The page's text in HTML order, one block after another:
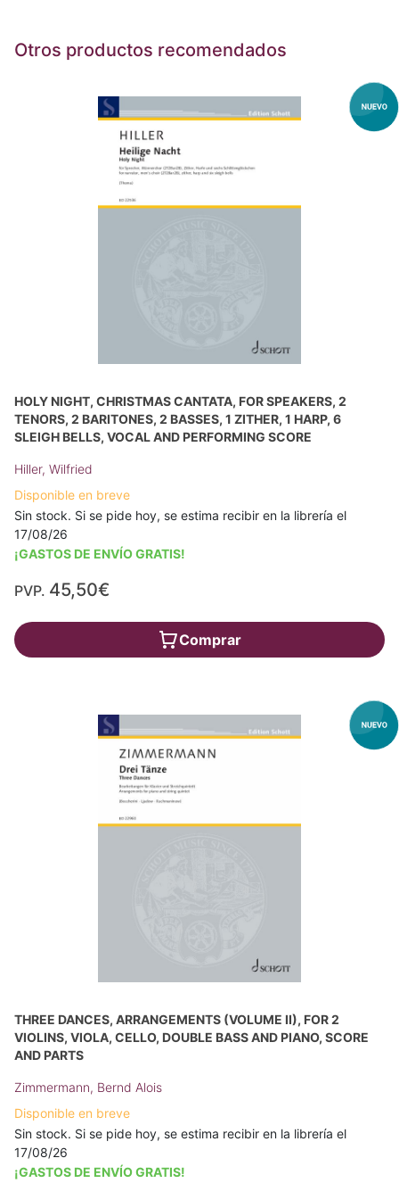
Otros productos recomendados
HOLY NIGHT, CHRISTMAS CANTATA, FOR SPEAKERS, 2
TENORS, 2 BARITONES, 2 BASSES, 1 ZITHER, 1 HARP, 6
SLEIGH BELLS, VOCAL AND PERFORMING SCORE
Hiller, Wilfried
Disponible en breve
Sin stock. Si se pide hoy, se estima recibir en la librería el
17/08/26
¡GASTOS DE ENVÍO GRATIS!
PVP. 45,50€
Comprar
THREE DANCES, ARRANGEMENTS (VOLUME II), FOR 2
VIOLINS, VIOLA, CELLO, DOUBLE BASS AND PIANO, SCORE
AND PARTS
Zimmermann, Bernd Alois
Disponible en breve
Sin stock. Si se pide hoy, se estima recibir en la librería el
17/08/26
¡GASTOS DE ENVÍO GRATIS!